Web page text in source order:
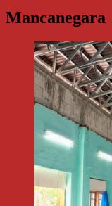
Mancanegara